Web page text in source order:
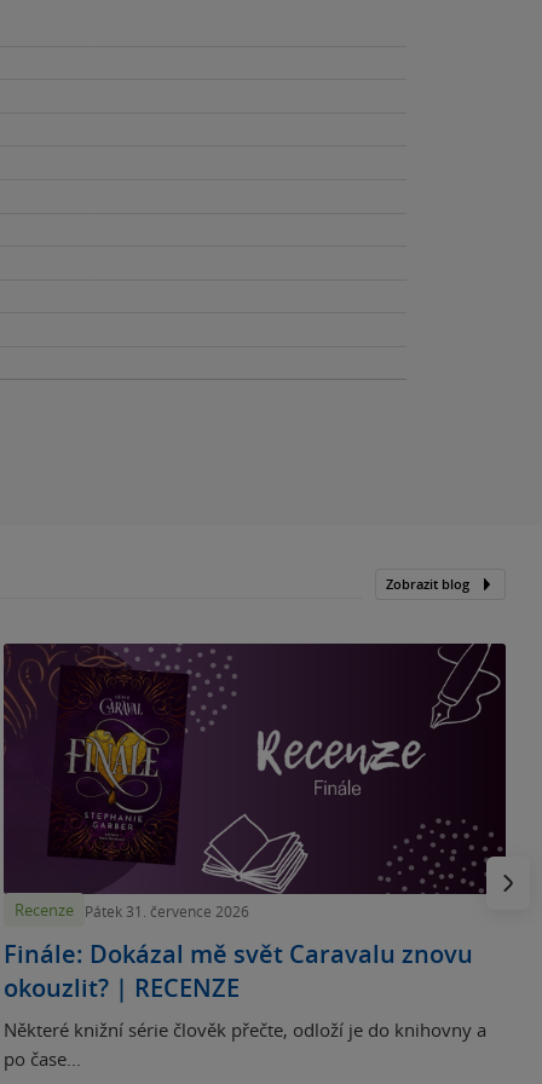
Zobrazit blog
Recenze Pátek 31. července 2026
Finále: Dokázal mě svět Caravalu znovu
okouzlit? | RECENZE
Některé knižní série člověk přečte, odloží je do knihovny a
po čase...